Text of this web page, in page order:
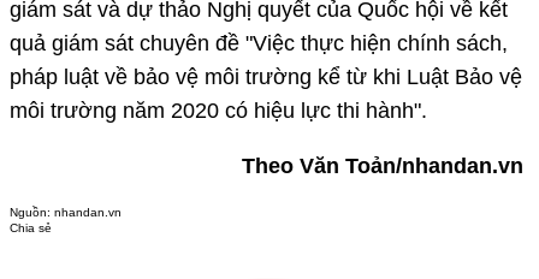
giám sát và dự thảo Nghị quyết của Quốc hội về kết
quả giám sát chuyên đề "Việc thực hiện chính sách,
pháp luật về bảo vệ môi trường kể từ khi Luật Bảo vệ
môi trường năm 2020 có hiệu lực thi hành".
Theo Văn Toản/nhandan.vn
Nguồn: nhandan.vn
Chia sẻ